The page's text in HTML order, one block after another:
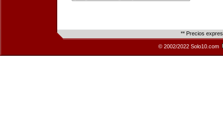
** Precios
© 2002/2022 Solo10.com